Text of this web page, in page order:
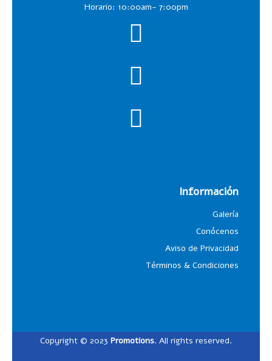
Horario: 10:00am- 7:00pm
Información
Galería
Conócenos
Aviso de Privacidad
Términos & Condiciones
Copyright © 2023 Promotions. All rights reserved.